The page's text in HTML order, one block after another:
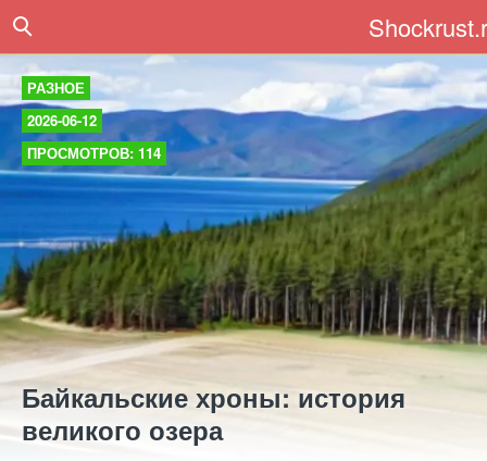
РАЗНОЕ
2026-06-12
ПРОСМОТРОВ: 114
Байкальские хроны: история
великого озера